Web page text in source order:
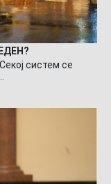
систем се